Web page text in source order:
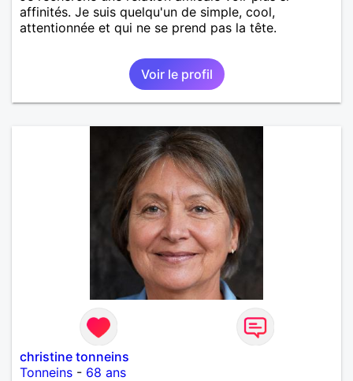
affinités. Je suis quelqu'un de simple, cool,
attentionnée et qui ne se prend pas la tête.
Voir le profil
christine tonneins
Tonneins - 68 ans